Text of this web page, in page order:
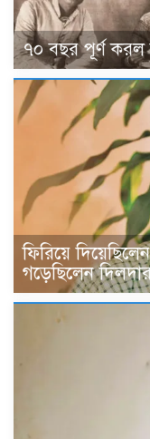
৭০ বছর পূর্ণ করল
ফিরিয়ে
গড়েছিলেন